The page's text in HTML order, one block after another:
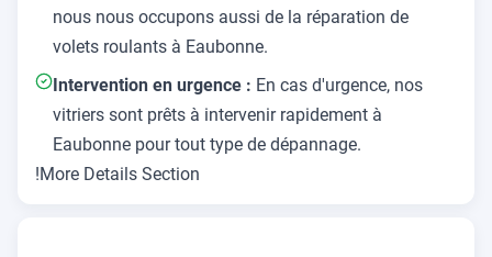
nous nous occupons aussi de la réparation de
volets roulants à Eaubonne.
Intervention en urgence : En cas d'urgence, nos
vitriers sont prêts à intervenir rapidement à
Eaubonne pour tout type de dépannage.
!More Details Section